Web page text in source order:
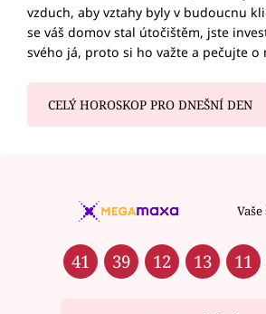
vzduch, aby vztahy byly v budoucnu
se váš domov stal útočištěm, jste
svého já, proto si ho važte a pečujte o
CELÝ HOROSKOP PRO DNEŠNÍ DEN
41 39 12 13 11